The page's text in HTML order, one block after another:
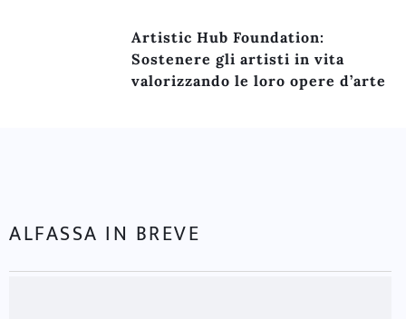
Artistic Hub Foundation:
Sostenere gli artisti in vita
valorizzando le loro opere d’arte
ALFASSA IN BREVE